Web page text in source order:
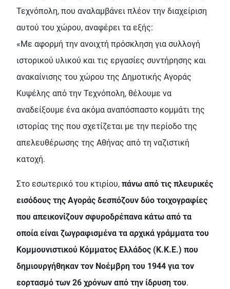
Τεχνόπολη, που αναλαμβάνει πλέον την διαχείριση
αυτού του χώρου, αναφέρει τα εξής:
«Με αφορμή την ανοιχτή πρόσκληση για συλλογή
ιστορικού υλικού και τις εργασίες συντήρησης και
ανακαίνισης του χώρου της Δημοτικής Αγοράς
Κυψέλης από την Τεχνόπολη, θέλουμε να
αναδείξουμε ένα ακόμα αναπόσπαστο κομμάτι της
ιστορίας της που σχετίζεται με την περίοδο της
απελευθέρωσης της Αθήνας από τη ναζιστική
κατοχή.
Στο εσωτερικό του κτιρίου, πάνω από τις πλευρικές
εισόδους της Αγοράς δεσπόζουν δύο τοιχογραφίες
που απεικονίζουν σφυροδρέπανα κάτω από τα
οποία είναι ζωγραφισμένα τα αρχικά γράμματα του
Κομμουνιστικού Κόμματος Ελλάδος (Κ.Κ.Ε.) που
δημιουργήθηκαν τον Νοέμβρη του 1944 για τον
εορτασμό των 26 χρόνων από την ίδρυση του.